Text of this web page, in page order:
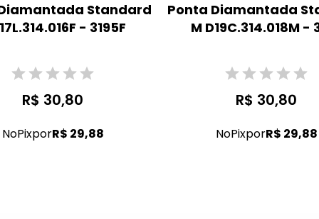
Standard
- 3195F
R$ 30,80
NoPixporR$ 29,88
Ponta Diamantada
M D19C.314.018M -
R$ 30,80
NoPixporR$ 29,88